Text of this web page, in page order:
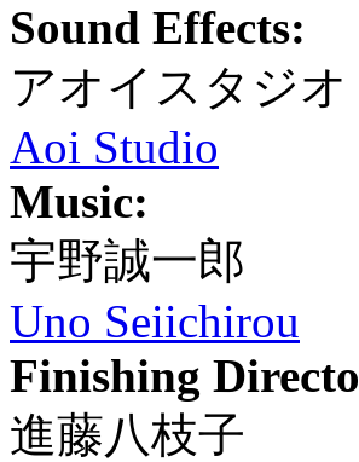
Sound Effects:
アオイスタジオ
Aoi Studio
Music:
宇野誠一郎
Uno Seiichirou
Finishing
進藤八枝子